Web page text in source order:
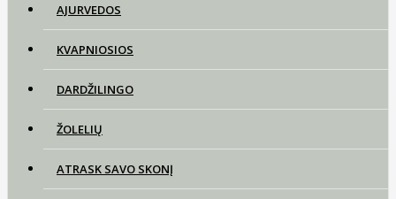
AJURVEDOS
KVAPNIOSIOS
DARDŽILINGO
ŽOLELIŲ
ATRASK SAVO SKONĮ